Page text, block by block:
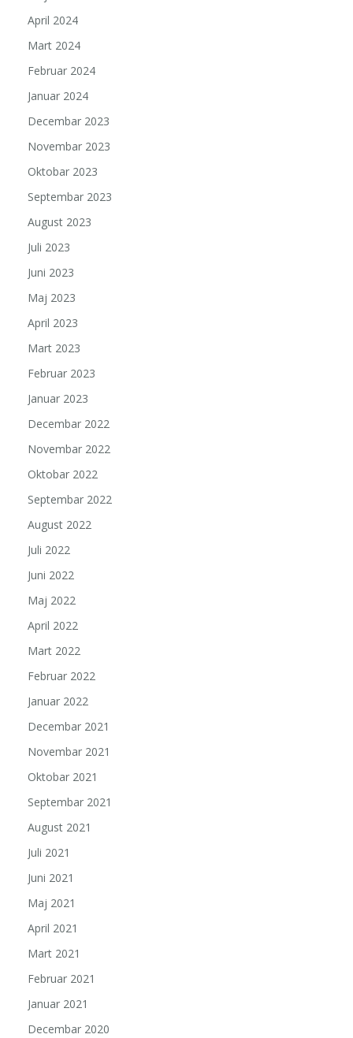
April 2024
Mart 2024
Februar 2024
Januar 2024
Decembar 2023
Novembar 2023
Oktobar 2023
Septembar 2023
August 2023
Juli 2023
Juni 2023
Maj 2023
April 2023
Mart 2023
Februar 2023
Januar 2023
Decembar 2022
Novembar 2022
Oktobar 2022
Septembar 2022
August 2022
Juli 2022
Juni 2022
Maj 2022
April 2022
Mart 2022
Februar 2022
Januar 2022
Decembar 2021
Novembar 2021
Oktobar 2021
Septembar 2021
August 2021
Juli 2021
Juni 2021
Maj 2021
April 2021
Mart 2021
Februar 2021
Januar 2021
Decembar 2020